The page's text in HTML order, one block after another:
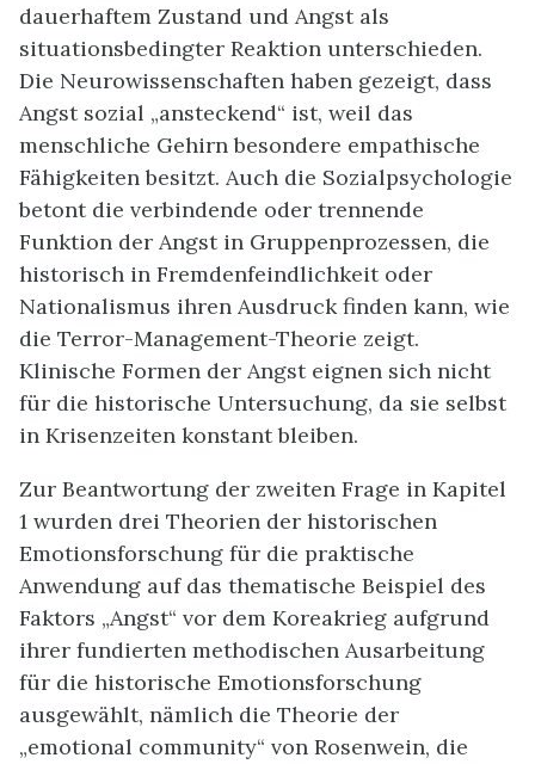
dauerhaftem Zustand und Angst als
situationsbedingter Reaktion unterschieden.
Die Neurowissenschaften haben gezeigt, dass
Angst sozial „ansteckend“ ist, weil das
menschliche Gehirn besondere empathische
Fähigkeiten besitzt. Auch die Sozialpsychologie
betont die verbindende oder trennende
Funktion der Angst in Gruppenprozessen, die
historisch in Fremdenfeindlichkeit oder
Nationalismus ihren Ausdruck finden kann, wie
die Terror-Management-Theorie zeigt.
Klinische Formen der Angst eignen sich nicht
für die historische Untersuchung, da sie selbst
in Krisenzeiten konstant bleiben.
Zur Beantwortung der zweiten Frage in Kapitel
1 wurden drei Theorien der historischen
Emotionsforschung für die praktische
Anwendung auf das thematische Beispiel des
Faktors „Angst“ vor dem Koreakrieg aufgrund
ihrer fundierten methodischen Ausarbeitung
für die historische Emotionsforschung
ausgewählt, nämlich die Theorie der
„emotional community“ von Rosenwein, die